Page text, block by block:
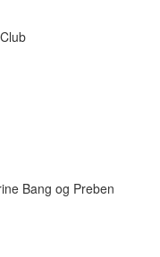
Bang og Preben